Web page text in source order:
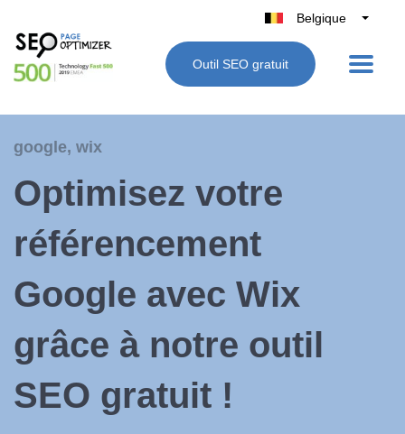
Belgique
België
Nederland
Outil SEO gratuit
google, wix
Optimisez votre
référencement
Google avec Wix
grâce à notre outil
SEO gratuit !